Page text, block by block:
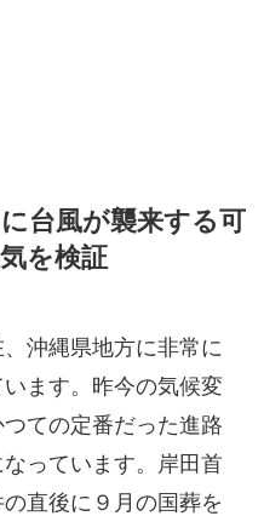
台風が襲来する可
を検証
沖縄県地方に非常に
ます。昨今の気候変
ての定番だった進路
っています。岸田首
直後に９月の国葬を